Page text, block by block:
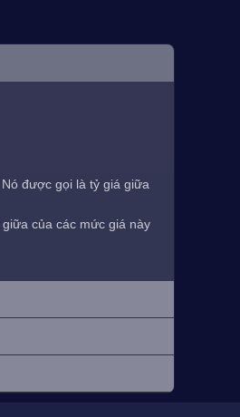
được gọi là tỷ giá giữa
của các mức giá này